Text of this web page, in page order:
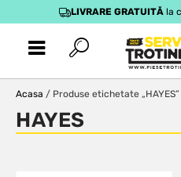
LIVRARE GRATUITĂla
Acasa / Produse etichetate „HAYES”
HAYES